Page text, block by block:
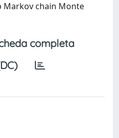
chain Monte
completa